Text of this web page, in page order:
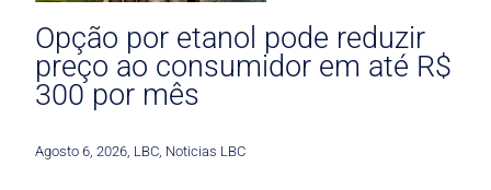
Opção por etanol pode reduzir
preço ao consumidor em até R$
300 por mês
Agosto 6, 2026 LBC Noticias LBC